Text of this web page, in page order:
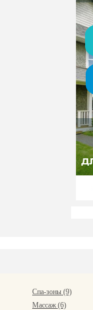
Спа-зоны (9)
Массаж (6)